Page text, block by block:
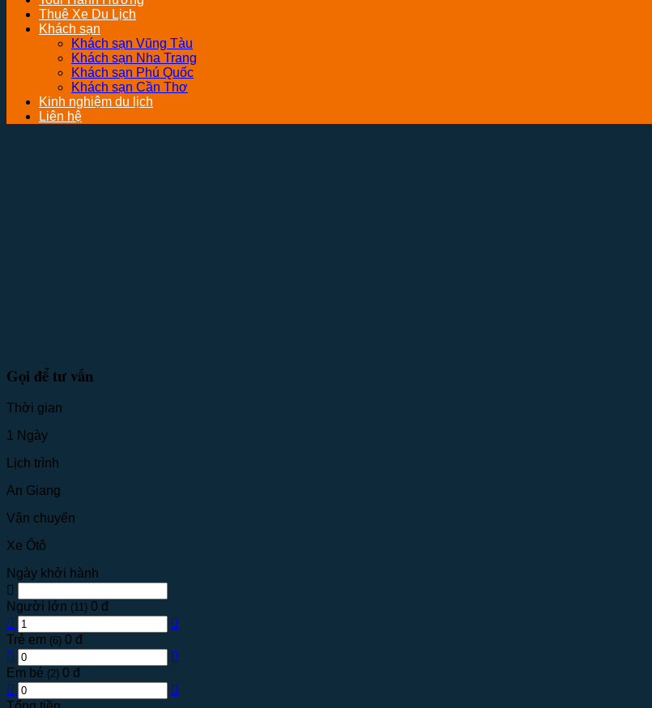
Thuê Xe Du Lịch
Khách sạn
Khách sạn Vũng Tàu
Khách sạn Nha Trang
Khách sạn Phú Quốc
Khách sạn Cần Thơ
Kinh nghiệm du lịch
Liên hệ
Gọi để tư vấn
Thời gian
1 Ngày
Lịch trình
An Giang
Vận chuyển
Xe Ôtô
Ngày khởi hành
Người lớn (11) 0 đ
Trẻ em (6) 0 đ
Em bé (2) 0 đ